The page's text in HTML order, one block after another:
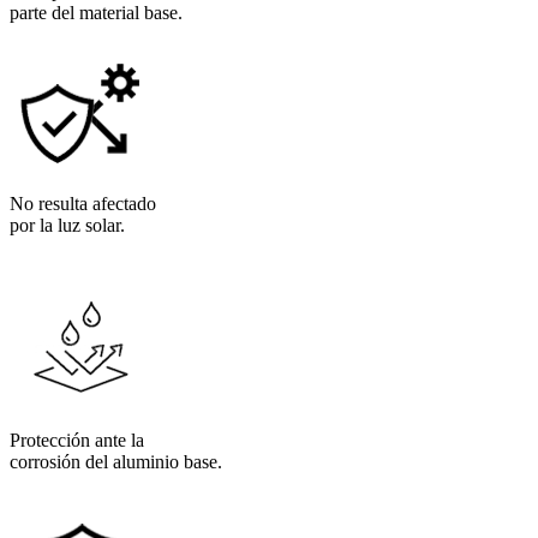
parte del material base.
No resulta afectado
por la luz solar.
Protección ante la
corrosión del aluminio base.